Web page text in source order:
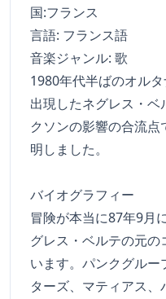
国:フランス
言語: フランス語
音楽ジャンル: 歌
1980年代半ばのオル
出現したネグレス・
クソンの影響の合流
明しました。
バイオグラフィー
冒険が本当に87年9月
グレス・ベルテの元
います。パンクグル
ターズ、マティアス